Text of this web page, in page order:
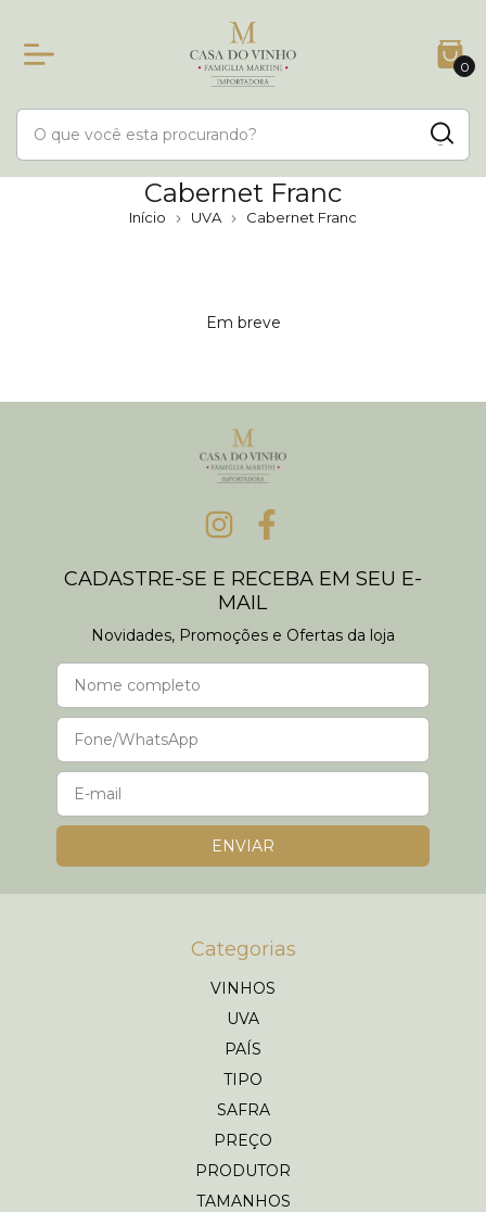
0
Cabernet Franc
Início UVA Cabernet Franc
Em breve
CADASTRE-SE E RECEBA EM SEU E-
MAIL
Novidades, Promoções e Ofertas da loja
Categorias
VINHOS
UVA
PAÍS
TIPO
SAFRA
PREÇO
PRODUTOR
TAMANHOS